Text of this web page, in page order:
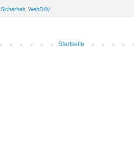
Sicherheit WebDAV
Startseite